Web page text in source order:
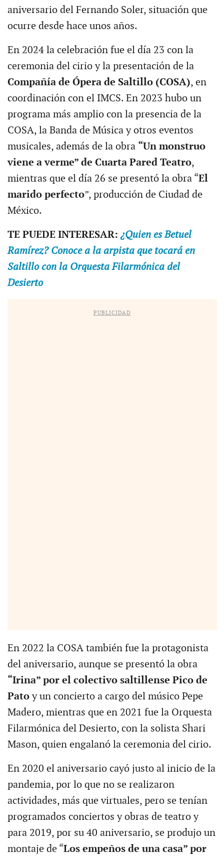
aniversario del Fernando Soler, situación que
ocurre desde hace unos años.
En 2024 la celebración fue el día 23 con la
ceremonia del cirio y la presentación de la
Compañía de Ópera de Saltillo (COSA), en
coordinación con el IMCS. En 2023 hubo un
programa más amplio con la presencia de la
COSA, la Banda de Música y otros eventos
musicales, además de la obra “Un monstruo
viene a verme” de Cuarta Pared Teatro,
mientras que el día 26 se presentó la obra “El
marido perfecto”, producción de Ciudad de
México.
TE PUEDE INTERESAR:¿Quien es Betuel
Ramírez? Conoce a la arpista que tocará en
Saltillo con la Orquesta Filarmónica del
Desierto
PUBLICIDAD
En 2022 la COSA también fue la protagonista
del aniversario, aunque se presentó la obra
“Irina” por el colectivo saltillense Pico de
Patoy un concierto a cargo del músico Pepe
Madero, mientras que en 2021 fue la Orquesta
Filarmónica del Desierto, con la solista Shari
Mason, quien engalanó la ceremonia del cirio.
En 2020 el aniversario cayó justo al inicio de la
pandemia, por lo que no se realizaron
actividades, más que virtuales, pero se tenían
programados conciertos y obras de teatro y
para 2019, por su 40 aniversario, se produjo un
montaje de “Los empeños de una casa” por